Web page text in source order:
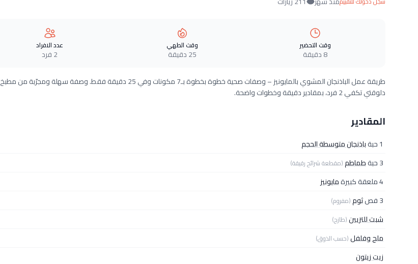
وقت التحضير
8 دقيقة
وقت الطهي
25 دقيقة
عدد الافراد
2 فرد
طريقة عمل الباذنجان المشوي بالمايونيز – وصفات صحية خطوة بخطوة بـ7 مكونات وفي 25 دقيقة فقط. وصفة سهلة ومجرّبة من مطبخ
دلوقتي تكفي 2 فرد، بمقادير دقيقة وخطوات واضحة.
المقادير
1 حبة
باذنجان متوسطة الحجم
3 حبة
طماطم(مقطعة شرائح رقيقة)
4 ملعقة كبيرة
مايونيز
3 فص
ثوم(مفروم)
شبت للتزيين(طازج)
ملح وفلفل(حسب الذوق)
زيت زيتون